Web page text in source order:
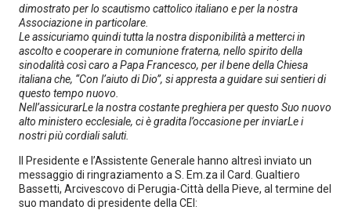
dimostrato per lo scautismo cattolico italiano e per la nostra
Associazione in particolare.
Le assicuriamo quindi tutta la nostra disponibilità a metterci in
ascolto e cooperare in comunione fraterna, nello spirito della
sinodalità così caro a Papa Francesco, per il bene della Chiesa
italiana che, “Con l’aiuto di Dio”, si appresta a guidare sui sentieri di
questo tempo nuovo.
Nell’assicurarLe la nostra costante preghiera per questo Suo nuovo
alto ministero ecclesiale, ci è gradita l’occasione per inviarLe i
nostri più cordiali saluti.
Il Presidente e l’Assistente Generale hanno altresì inviato un
messaggio di ringraziamento a S. Em.za il Card. Gualtiero
Bassetti, Arcivescovo di Perugia-Città della Pieve, al termine del
suo mandato di presidente della CEI: